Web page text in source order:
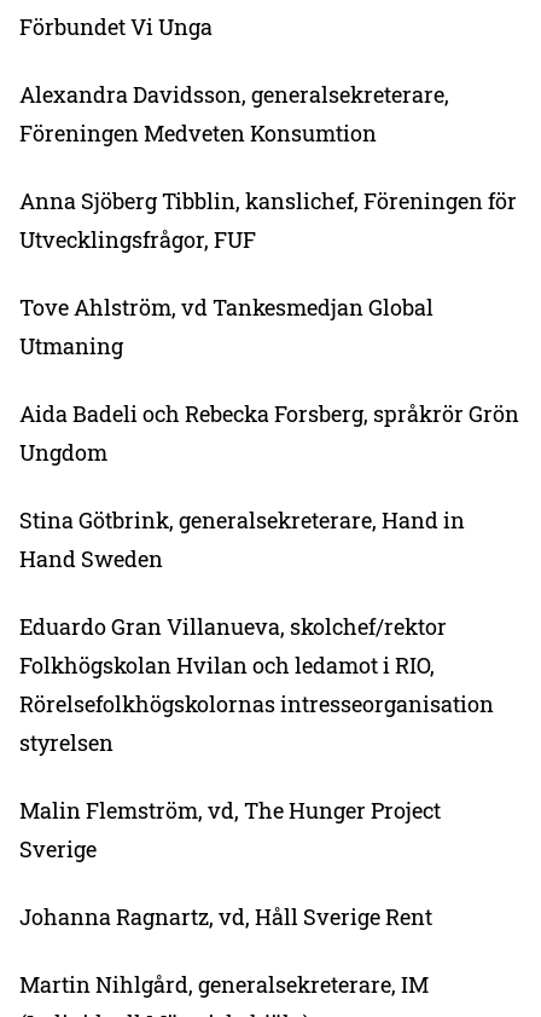
Förbundet Vi Unga
Alexandra Davidsson, generalsekreterare,
Föreningen Medveten Konsumtion
Anna Sjöberg Tibblin, kanslichef, Föreningen för
Utvecklingsfrågor, FUF
Tove Ahlström, vd Tankesmedjan Global
Utmaning
Aida Badeli och Rebecka Forsberg, språkrör Grön
Ungdom
Stina Götbrink, generalsekreterare, Hand in
Hand Sweden
Eduardo Gran Villanueva, skolchef/rektor
Folkhögskolan Hvilan och ledamot i RIO,
Rörelsefolkhögskolornas intresseorganisation
styrelsen
Malin Flemström, vd, The Hunger Project
Sverige
Johanna Ragnartz, vd, Håll Sverige Rent
Martin Nihlgård, generalsekreterare, IM